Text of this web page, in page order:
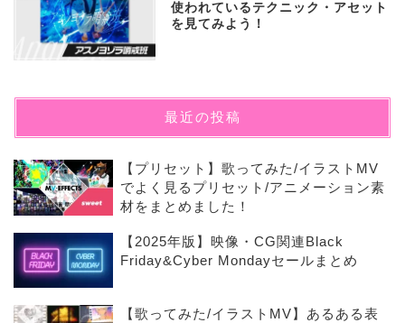
使われているテクニック・アセット
を見てみよう！
最近の投稿
【プリセット】歌ってみた/イラストMV
でよく見るプリセット/アニメーション素
材をまとめました！
【2025年版】映像・CG関連Black
Friday&Cyber Mondayセールまとめ
【歌ってみた/イラストMV】あるある表